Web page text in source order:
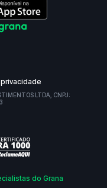
LTDA, CNPJ:
do Grana